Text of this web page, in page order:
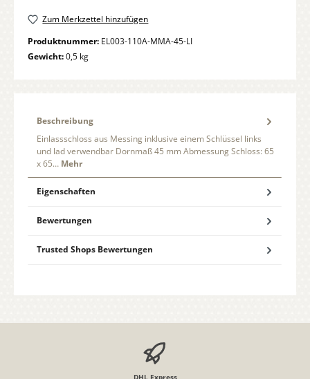
Zum Merkzettel hinzufügen
Produktnummer: EL003-110A-MMA-45-LI
Gewicht:0,5 kg
Beschreibung
Einlassschloss aus Messing inklusive einem Schlüssel links
und lad verwendbar Dornmaß 45 mm Abmessung Schloss: 65
x 65… Mehr
Eigenschaften
Bewertungen
Trusted Shops Bewertungen
DHL Express